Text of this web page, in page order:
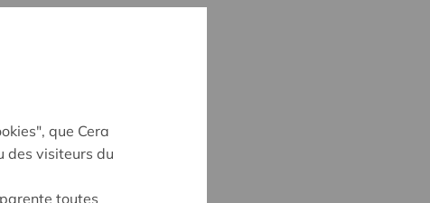
que Cera
des visiteurs du
toutes